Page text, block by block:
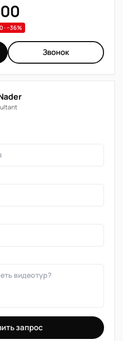
· −36%
Звонок
запрос